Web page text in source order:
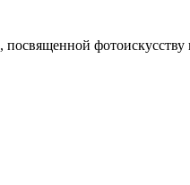
фотоискусству